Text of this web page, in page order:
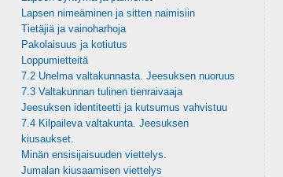
Lapsen nimeäminen ja sitten naimisiin
Tietäjiä ja vainoharhoja
Pakolaisuus ja kotiutus
Loppumietteitä
7.2 Unelma valtakunnasta. Jeesuksen nuoruus
7.3 Valtakunnan tulinen tienraivaaja
Jeesuksen identiteetti ja kutsumus vahvistuu
7.4 Kilpaileva valtakunta. Jeesuksen
kiusaukset.
Minän ensisijaisuuden viettelys.
Jumalan kiusaamisen viettelys